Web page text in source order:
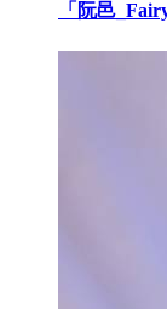
「阮邑